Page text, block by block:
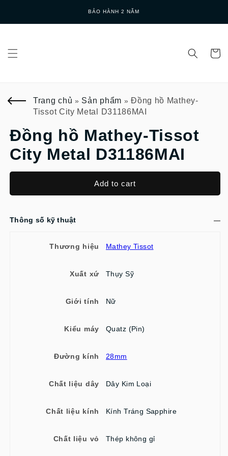
BẢO HÀNH 2 NĂM
Trang chủ » Sản phẩm »Đồng hồ Mathey-
Tissot City Metal D31186MAI
Đồng hồ Mathey-Tissot
City Metal D31186MAI
Add to cart
Thông số kỹ thuật
Thương hiệu Mathey Tissot
Xuất xứ Thụy Sỹ
Giới tính Nữ
Kiểu máy Quatz (Pin)
Đường kính 28mm
Chất liệu dây Dây Kim Loại
Chất liệu kính Kính Tráng Sapphire
Chất liệu vỏ Thép không gỉ